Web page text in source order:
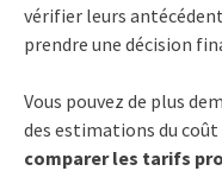
vérifier leurs
prendre une décision
Vous pouvez de plus
des estimations du
comparer les tarifs